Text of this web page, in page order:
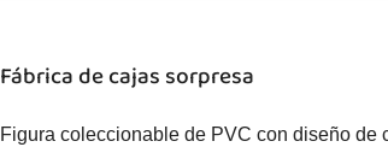
Fábrica de cajas sorpresa
Figura coleccionable de PVC con diseño